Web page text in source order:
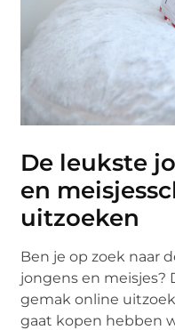
De leukste
en
uitzoeken
Ben je op zoek naar
jongens en meisjes?
gemak online
gaat kopen hebben